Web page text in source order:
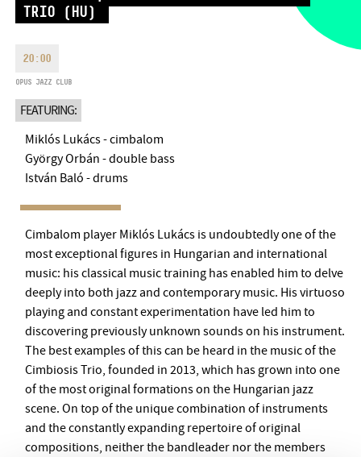
FAX
EMAIL
BMC HOUSE
OPUS JAZZ CLUB
BMC RECORDS
MUSIC INFORMATION CENTER
BMC INTERNATIONAL CIMBALOM COMPETITION 2019
TRIO (HU)
20:00
OPUS JAZZ CLUB
FEATURING:
Miklós Lukács - cimbalom
György Orbán - double bass
István Baló - drums
Cimbalom player Miklós Lukács is undoubtedly one of the
most exceptional figures in Hungarian and international
music: his classical music training has enabled him to delve
deeply into both jazz and contemporary music. His virtuoso
playing and constant experimentation have led him to
discovering previously unknown sounds on his instrument.
The best examples of this can be heard in the music of the
Cimbiosis Trio, founded in 2013, which has grown into one
of the most original formations on the Hungarian jazz
scene. On top of the unique combination of instruments
and the constantly expanding repertoire of original
compositions, neither the bandleader nor the members